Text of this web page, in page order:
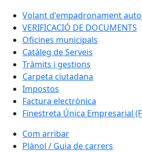
Volant d'empadronament
VERIFICACIÓ DE DOCUMENTS
Oficines municipals
Catàleg de Serveis
Tràmits i gestions
Carpeta ciutadana
Impostos
Factura electrònica
Finestreta Única Empresarial
Com arribar
Plànol / Guia de carrers